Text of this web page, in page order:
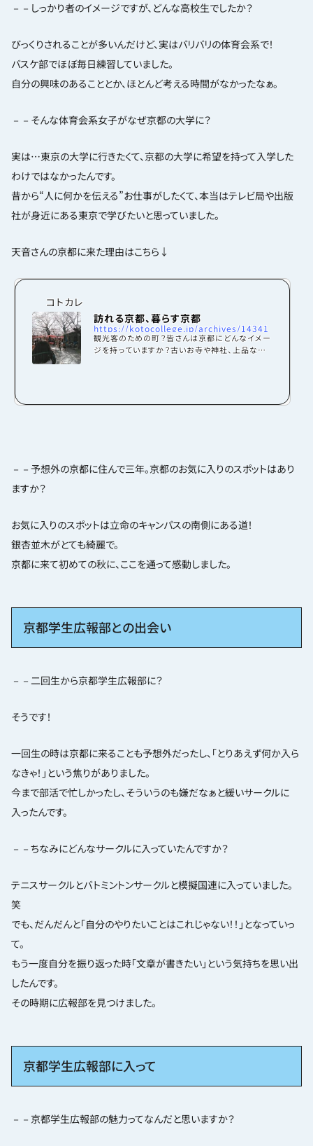
－－しっかり者のイメージですが、どんな高校生でしたか？
びっくりされることが多いんだけど、実はバリバリの体育会系で！
バスケ部でほぼ毎日練習していました。
自分の興味のあることとか、ほとんど考える時間がなかったなぁ。
－－そんな体育会系女子がなぜ京都の大学に？
実は…東京の大学に行きたくて、京都の大学に希望を持って入学した
わけではなかったんです。
昔から“人に何かを伝える”お仕事がしたくて、本当はテレビ局や出版
社が身近にある東京で学びたいと思っていました。
天音さんの京都に来た理由はこちら↓
コトカレ
訪れる京都、暮らす京都
https://kotocollege.jp/archives/14341
観光客のための町？皆さんは京都にどんなイメー
ジを持っていますか？古いお寺や神社、上品な和
学進学のため京都にやってきました。京都に来た
一向に観...
－－予想外の京都に住んで三年。京都のお気に入りのスポットはあり
ますか？
お気に入りのスポットは立命のキャンパスの南側にある道！
銀杏並木がとても綺麗で。
京都に来て初めての秋に、ここを通って感動しました。
京都学生広報部との出会い
－－二回生から京都学生広報部に？
そうです！
一回生の時は京都に来ることも予想外だったし、「とりあえず何か入ら
なきゃ！」という焦りがありました。
今まで部活で忙しかったし、そういうのも嫌だなぁと緩いサークルに
入ったんです。
－－ちなみにどんなサークルに入っていたんですか？
テニスサークルとバトミントンサークルと模擬国連に入っていました。
笑
でも、だんだんと「自分のやりたいことはこれじゃない！！」となっていっ
て。
もう一度自分を振り返った時「文章が書きたい」という気持ちを思い出
したんです。
その時期に広報部を見つけました。
京都学生広報部に入って
－－京都学生広報部の魅力ってなんだと思いますか？